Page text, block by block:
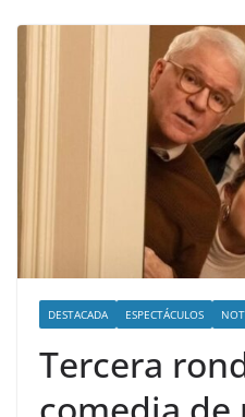
DESTACADA ESPECTÁCULOS
Tercera